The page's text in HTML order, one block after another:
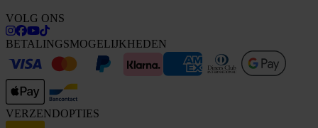
VOLG ONS
BETALINGSMOGELIJKHEDEN
VERZENDOPTIES